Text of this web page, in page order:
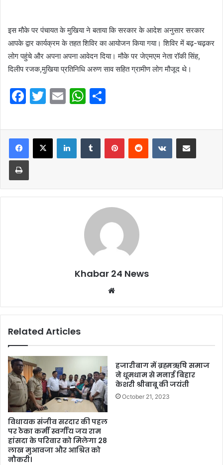
इस मौके पर पंचायत के मुखिया ने बताया कि सरकार के आदेश अनुसार सरकार
आपके द्वार कार्यक्रम के तहत शिविर का आयोजन किया गया। शिविर में बढ़-चढ़कर
लोग पहुंचे और अपना अपना आवेदन दिया। मौके पर जेएमएम नेता रॉकी सिंह,
दिलीप रजक,मुखिया प्रतिनिधि अरुण साव सहित ग्रामीण लोग मौजूद थे।
F
c
e
b
o
o
T
itt
er
E
ai
l
W
at
s
A
p
ar
e
LinkedInTumblr PinterestReddit VKontakteShare via Email
Print
Khabar 24 News
Related Articles
विधायक संजीव सरदार की पहल
पर ठेका कर्मी स्वर्गीय जय राम
हांसदा के परिवार को मिलेगा 28
लाख मुआवजा और आश्रित को
नौकरी।
हजारीबाग में ब्रह्मऋषि समाज
ने धूमधाम से मनाई बिहार
केशरी श्रीबाबू की जयंती
October 21, 2023